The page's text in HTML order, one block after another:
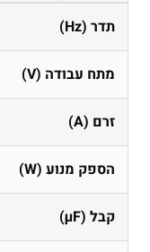
תדר (Hz)
מתח עבודה (V)
זרם (A)
הספק מנוע (W)
קבל (µF)